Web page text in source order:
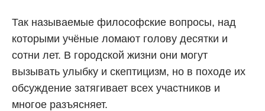
Так называемые философские вопросы, над
которыми учёные ломают голову десятки и
сотни лет. В городской жизни они могут
вызывать улыбку и скептицизм, но в походе их
обсуждение затягивает всех участников и
многое разъясняет.